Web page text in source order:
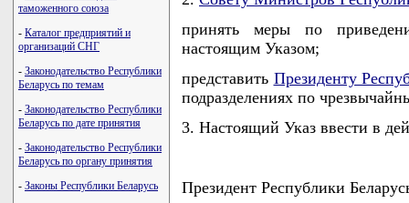
таможенного союза
- Каталог предприятий и
организаций СНГ
- Законодательство Республики
Беларусь по темам
- Законодательство Республики
Беларусь по дате принятия
- Законодательство Республики
Беларусь по органу принятия
- Законы Республики Беларусь
принять меры по
настоящим Указом;
представить Президенту
подразделениях по
3. Настоящий Указ ввести в
Президент Республики